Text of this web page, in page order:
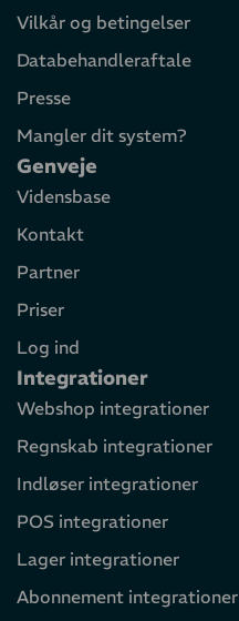
Vilkår og betingelser
Databehandleraftale
Presse
Mangler dit system?
Genveje
Vidensbase
Kontakt
Partner
Priser
Log ind
Integrationer
Webshop integrationer
Regnskab integrationer
Indløser integrationer
POS integrationer
Lager integrationer
Abonnement integrationer